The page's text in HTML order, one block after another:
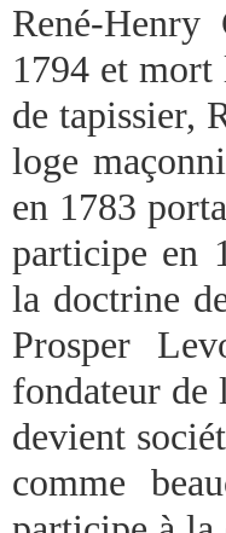
René-
1794 et
de tapissier,
loge
en 1783
participe en
la doctrine
Prosper
fondateur de
devient
comme